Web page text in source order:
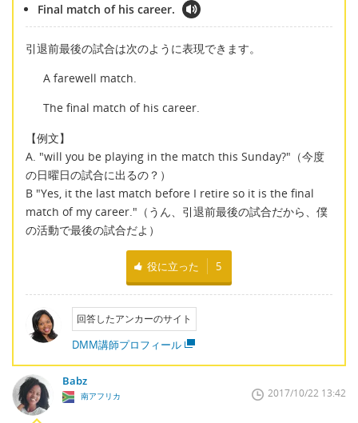
Final match of his career.
引退前最後の試合は次のように表現できます。
A farewell match.
The final match of his career.
【例文】
A. "will you be playing in the match this Sunday?"（今度
の日曜日の試合に出るの？）
B "Yes, it the last match before I retire so it is the final
match of my career."（うん、引退前最後の試合だから、僕
の活動で最後の試合だよ）
役に立った 5
回答したアンカーのサイト
DMM講師プロフィール
Babz
南アフリカ 2017/10/22 13:42